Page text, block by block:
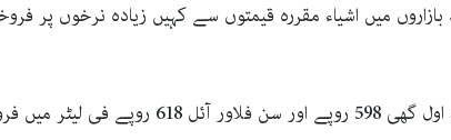
میں اشیاء مقررہ قیمتوں سے کہیں زیادہ نرخوں پر
مارکیٹ ذرائع کے مطابق نجی کمپنی کا 5 کلو آٹے کا تھیلا 1030 روپے تک پہنچ گیا ہے، جبکہ درجہ اول گھی 598 روپے